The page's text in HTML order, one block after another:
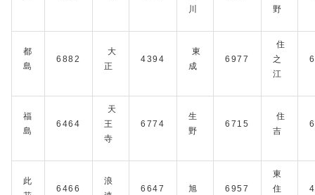
川
野
都
島
6882
⼤
正
4394
東
成
6977
住
之
江
福
島
6464
天
王
寺
6774
⽣
野
6715
住
吉
此
6466
浪
6647 旭 6957
東
住